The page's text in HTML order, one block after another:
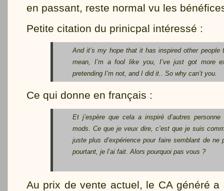
en passant, reste normal vu les
Petite citation du prinicpal intéressé :
And it’s my hope that it has inspired other
mean, I’m a fool like you, I’ve just got more
pretending I’m not, and I did it.. So why can’t you.
Ce qui donne en français :
Et j’espère que cela a inspiré d’autres
mods. Ce que je veux dire, c’est que je suis
juste plus d’expérience pour faire semblant de ne
pourtant, je l’ai fait. Alors pourquoi pas vous ?
Au prix de vente actuel, le CA généré a